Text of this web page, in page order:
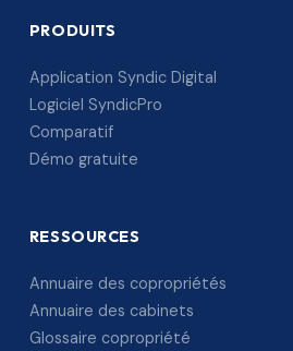
PRODUITS
Application Syndic Digital
Logiciel SyndicPro
Comparatif
Démo gratuite
RESSOURCES
Annuaire des copropriétés
Annuaire des cabinets
Glossaire copropriété